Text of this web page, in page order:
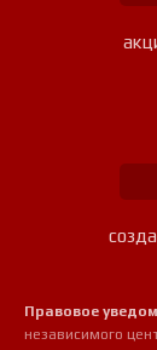
Правовое
независимого